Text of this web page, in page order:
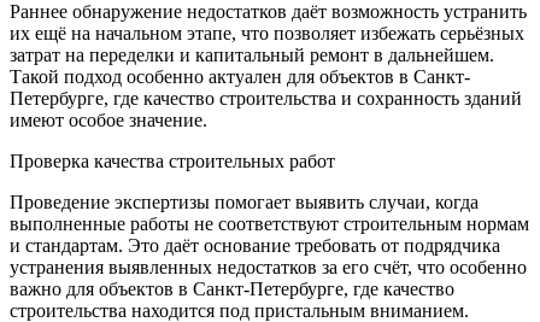
Раннее обнаружение недостатков даёт возможность устранить
их ещё на начальном этапе, что позволяет избежать серьёзных
затрат на переделки и капитальный ремонт в дальнейшем.
Такой подход особенно актуален для объектов в Санкт-
Петербурге, где качество строительства и сохранность зданий
имеют особое значение.
Проверка качества строительных работ
Проведение экспертизы помогает выявить случаи, когда
выполненные работы не соответствуют строительным нормам
и стандартам. Это даёт основание требовать от подрядчика
устранения выявленных недостатков за его счёт, что особенно
важно для объектов в Санкт-Петербурге, где качество
строительства находится под пристальным вниманием.